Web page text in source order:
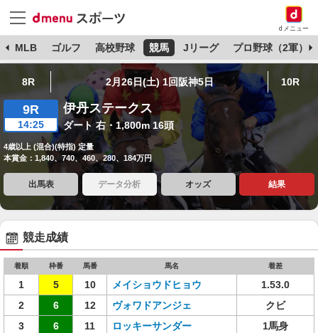
dメニュー
MLB ゴルフ 高校野球 競馬 Jリーグ プロ野球（2軍）
8R 2月26日(土) 1回阪神5日 10R
9R
14:25
伊丹ステークス
ダート 右・1,800m 16頭
4歳以上 (混合)(特指) 定量
本賞金：1,840、740、460、280、184万円
出馬表 データ分析 オッズ 結果
競走成績
着順 枠番 馬番 馬名 着差
1 5 10 メイショウドヒョウ
1.53.0
2
6 12 ヴォワドアンジェ
クビ
3
6 11 ロッキーサンダー
1馬身